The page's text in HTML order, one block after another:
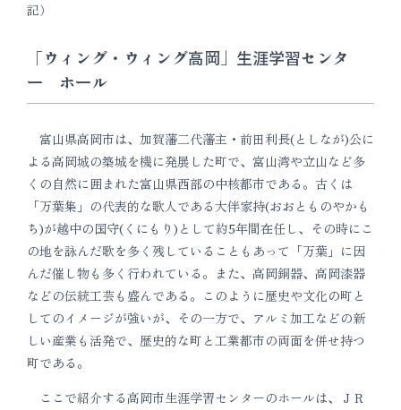
記）
「ウィング・ウィング高岡」生涯学習センタ
ー ホール
富山県高岡市は、加賀藩二代藩主・前田利長(としなが)公に
よる高岡城の築城を機に発展した町で、富山湾や立山など多
くの自然に囲まれた富山県西部の中核都市である。古くは
「万葉集」の代表的な歌人である大伴家持(おおとものやかも
ち)が越中の国守(くにもり)として約5年間在任し、その時にこ
の地を詠んだ歌を多く残していることもあって「万葉」に因
んだ催し物も多く行われている。また、高岡銅器、高岡漆器
などの伝統工芸も盛んである。このように歴史や文化の町と
してのイメージが強いが、その一方で、アルミ加工などの新
しい産業も活発で、歴史的な町と工業都市の両面を併せ持つ
町である。
ここで紹介する高岡市生涯学習センターのホールは、ＪＲ